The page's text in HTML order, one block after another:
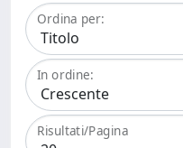
Ordina per:
In ordine:
Risultati/Pagina